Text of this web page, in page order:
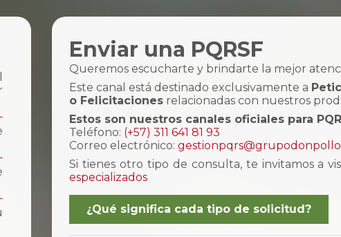
Enviar una PQRSF
Queremos escucharte y brindarte la mejor
Este canal está destinado exclusivamente a
o Felicitaciones relacionadas con nuestros
Estos son nuestros canales oficiales para
Teléfono: (+57) 311 641 81 93
Correo electrónico:
Si tienes otro tipo de consulta, te invitamos a
especializados
¿Qué significa cada tipo de solicitud?